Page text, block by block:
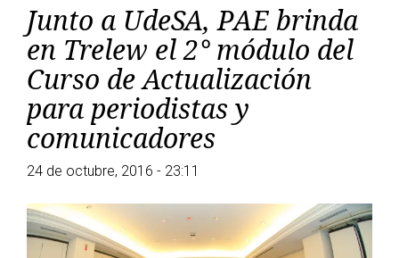
Junto a UdeSA, PAE brinda
en Trelew el 2° módulo del
Curso de Actualización
para periodistas y
comunicadores
24 de octubre, 2016 - 23:11